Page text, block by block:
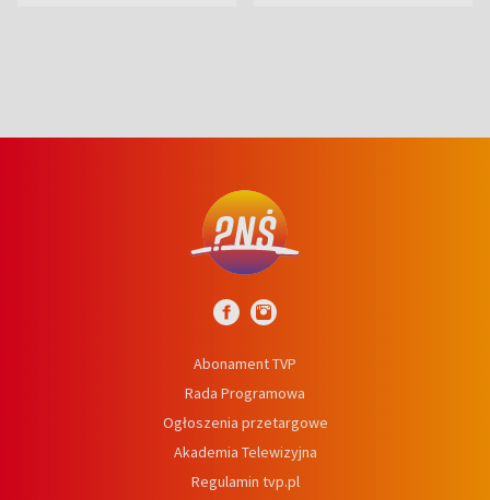
Abonament TVP
Rada Programowa
Ogłoszenia przetargowe
Akademia Telewizyjna
Regulamin tvp.pl